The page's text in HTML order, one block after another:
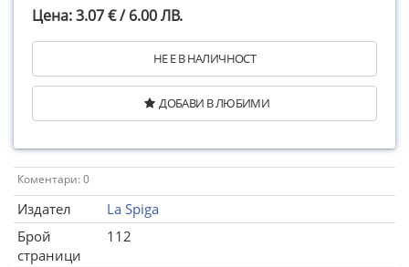
Цена: 3.07 € / 6.00 ЛВ.
НЕ Е В НАЛИЧНОСТ
ДОБАВИ В ЛЮБИМИ
Коментари: 0
Издател
La Spiga
Брой
страници
112